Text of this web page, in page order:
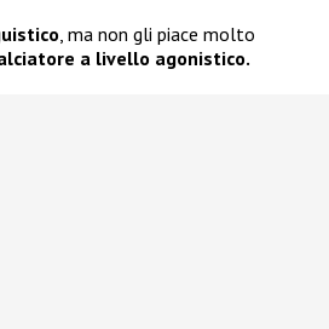
, ma non gli piace molto
a livello agonistico.